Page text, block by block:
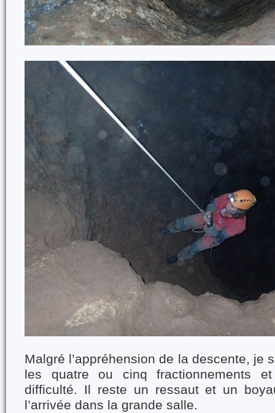
Malgré l’appréhension de la descente, je
les quatre ou cinq fractionnements
difficulté. Il reste un ressaut et un
l’arrivée dans la grande salle.